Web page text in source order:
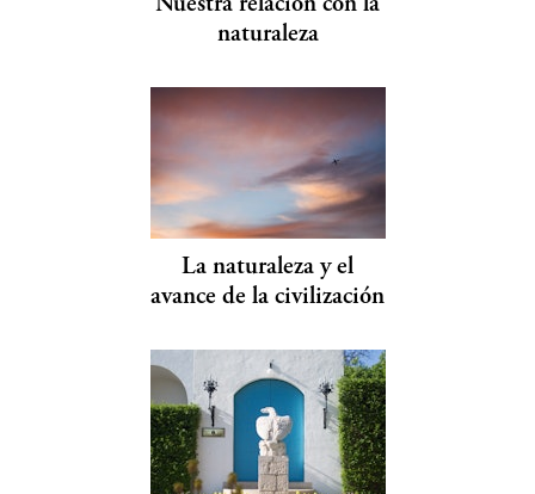
naturaleza
La naturaleza y el
avance de la civilización